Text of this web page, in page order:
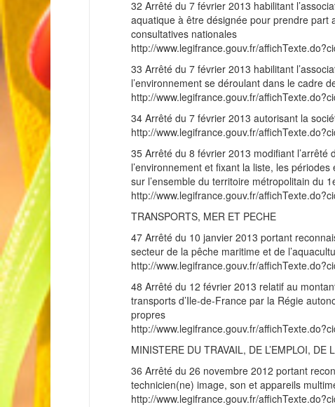
32 Arrêté du 7 février 2013 habilitant
aquatique à être désignée pour prendre part
consultatives nationales
http://www.legifrance.gouv.fr/
33 Arrêté du 7 février 2013 habilitant
l’environnement se déroulant dans le cadre
http://www.legifrance.gouv.fr/
34 Arrêté du 7 février 2013 autorisant la
http://www.legifrance.gouv.fr/
35 Arrêté du 8 février 2013 modifiant l’arrêté
l’environnement et fixant la liste, les
sur l’ensemble du territoire métropolitain du
http://www.legifrance.gouv.fr/
TRANSPORTS, MER ET PECHE
47 Arrêté du 10 janvier 2013 portant
secteur de la pêche maritime et de
http://www.legifrance.gouv.fr/
48 Arrêté du 12 février 2013 relatif au
transports d’Ile-de-France par la Régie
propres
http://www.legifrance.gouv.fr/
MINISTERE DU TRAVAIL, DE L’EMPLOI,
36 Arrêté du 26 novembre 2012 portant
technicien(ne) image, son et appareils
http://www.legifrance.gouv.fr/